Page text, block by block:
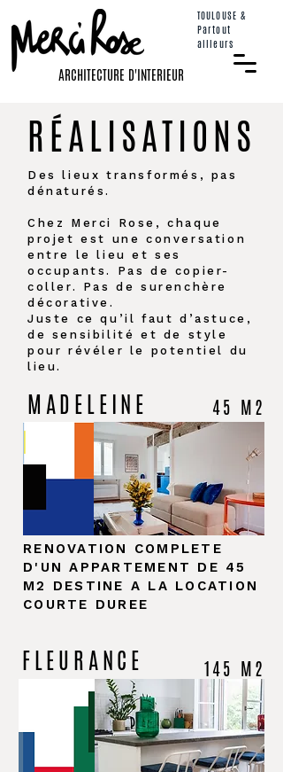
ARCHITECTURE D'INTERIEUR
TOULOUSE &
Partout
ailleurs
RÉALISATIONS
Des lieux transformés, pas
dénaturés.
Chez Merci Rose, chaque
projet est une conversation
entre le lieu et ses
occupants. Pas de copier-
coller. Pas de surenchère
décorative.
Juste ce qu’il faut d’astuce,
de sensibilité et de style
pour révéler le potentiel du
lieu.
MADELEINE 45 M2
RENOVATION COMPLETE
D'UN APPARTEMENT DE 45
M2 DESTINE A LA LOCATION
COURTE DUREE
145 M2
FLEURANCE